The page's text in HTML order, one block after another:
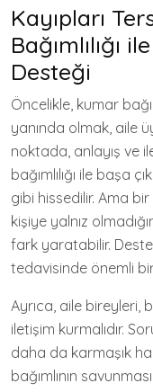
Kayıpları
Bağımlılığı
Desteği
Öncelikle, kumar
yanında olmak, aile
noktada, anlayış ve
bağımlılığı ile başa
gibi hissedilir. Ama
kişiye yalnız
fark yaratabilir.
tedavisinde önemli
Ayrıca, aile bireyleri,
iletişim kurmalıdır.
daha da karmaşık
bağımlının